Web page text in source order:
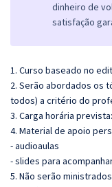
dinheiro de
satisfação
1. Curso baseado no
2. Serão abordados os
todos) a critério do
3. Carga horária
4. Material de apoio
- audioaulas
- slides para
5. Não serão